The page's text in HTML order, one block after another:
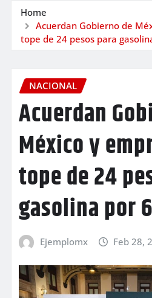
Home
Acuerdan Gobierno de
tope de 24 pesos para
NACIONAL
Acuerdan
México y
tope de 24
gasolina por
Ejemplomx Feb 28,